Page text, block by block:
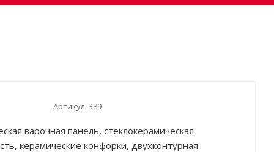
Артикул: 389
варочная панель, стеклокерамическая
керамические конфорки, двухконтурная